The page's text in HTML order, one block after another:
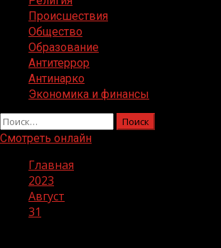
Происшествия
Общество
Образование
Антитеррор
Антинарко
Экономика и финансы
Найти:
Смотреть онлайн
Главная
2023
Август
31